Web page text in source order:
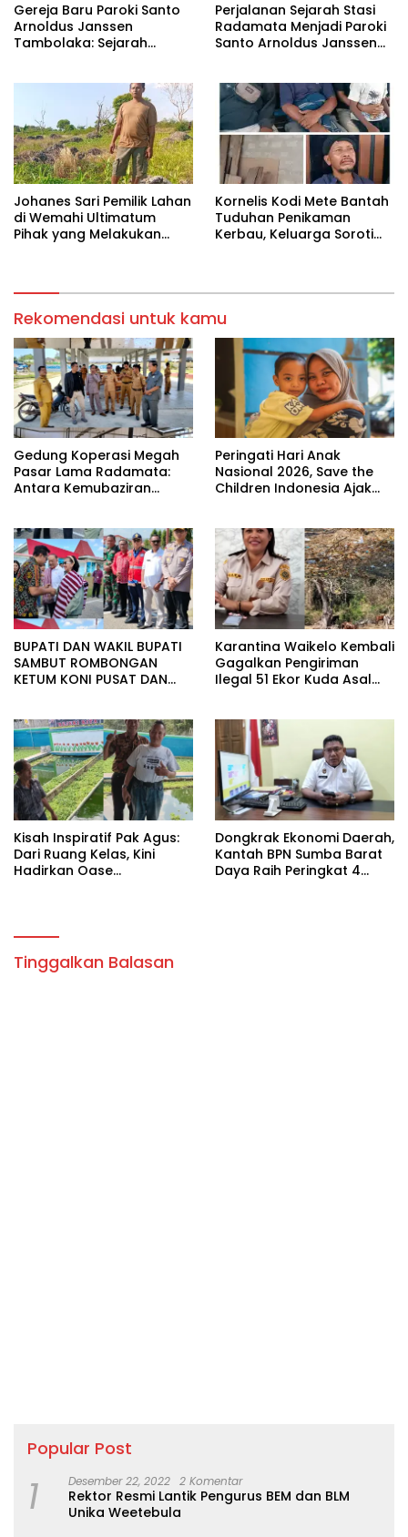
Gereja Baru Paroki Santo
Arnoldus Janssen
Tambolaka: Sejarah
Kolektif Perjuangan Para
Imam Bersama Para
Tokoh Umat
Perjalanan Sejarah Stasi
Radamata Menjadi Paroki
Santo Arnoldus Janssen
‎Johanes Sari Pemilik Lahan
di Wemahi Ultimatum
Pihak yang Melakukan
Kornelis Kodi Mete Bantah
Tuduhan Penikaman
Kerbau, Keluarga Soroti
Rekomendasi untuk kamu
Gedung Koperasi Megah
Pasar Lama Radamata:
Antara Kemubaziran
Peringati Hari Anak
Nasional 2026, Save the
Children Indonesia Ajak
Festival Pahlawan Anak
BUPATI DAN WAKIL BUPATI
SAMBUT ROMBONGAN
KETUM KONI PUSAT DAN
Karantina Waikelo Kembali
Gagalkan Pengiriman
Ilegal 51 Ekor Kuda Asal
Kisah Inspiratif Pak Agus:
Dari Ruang Kelas, Kini
Hadirkan Oase
Dongkrak Ekonomi Daerah,
Kantah BPN Sumba Barat
Daya Raih Peringkat 4
Tinggalkan Balasan
Popular Post
1 Desember 22, 2022 2 Komentar
Rektor Resmi Lantik Pengurus BEM dan BLM
Unika Weetebula